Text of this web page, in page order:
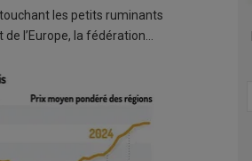
les petits ruminants
l’Europe, la fédération…